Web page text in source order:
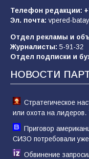
«Слухами
заявления Киева
отчаяние, а не
81 02.08.2026
Телефон редакции:
Эл. почта: vpered-
Отдел рекламы и
Журналисты: 5-91-32
Отдел подписки и
НОВОСТИ
Стратегическое
или охота на лидеров.
Приговор
СИЗО потребовали
Обвинение